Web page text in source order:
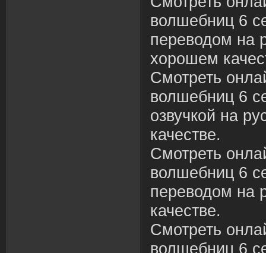
волшебниц 6
переводом на
хорошем
Смотреть
волшебниц 6
озвучкой на
качестве.
Смотреть
волшебниц 6
переводом на
качестве.
Смотреть
волшебниц 6